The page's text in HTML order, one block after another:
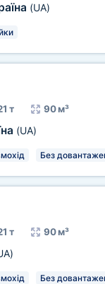
(UA)
т 90 м³
(UA)
Без
т 90 м³
Без